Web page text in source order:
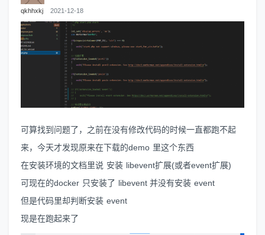
qkhhxkj 2021-12-18
可算找到问题了，之前在没有修改代码的时候一直都跑不起
来，今天才发现原来在下载的demo 里这个东西
在安装环境的文档里说 安装 libevent扩展(或者event扩展)
可现在的docker 只安装了 libevent 并没有安装 event
但是代码里却判断安装 event
现是在跑起来了